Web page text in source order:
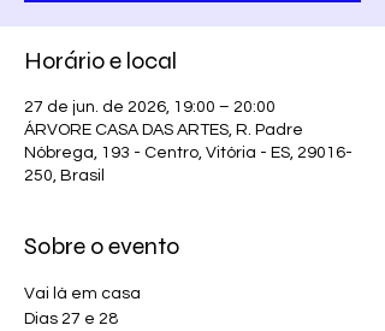
Horário e local
27 de jun. de 2026, 19:00 – 20:00
ÁRVORE CASA DAS ARTES, R. Padre
Nóbrega, 193 - Centro, Vitória - ES, 29016-
250, Brasil
Sobre o evento
Vai lá em casa
Dias 27 e 28